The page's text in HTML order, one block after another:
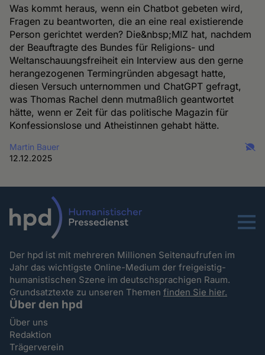
Was kommt heraus, wenn ein Chatbot gebeten wird,
Fragen zu beantworten, die an eine real existierende
Person gerichtet werden? Die&nbsp;MIZ hat, nachdem
der Beauftragte des Bundes für Religions- und
Weltanschauungsfreiheit ein Interview aus den gerne
herangezogenen Termingründen abgesagt hatte,
diesen Versuch unternommen und ChatGPT gefragt,
was Thomas Rachel denn mutmaßlich geantwortet
hätte, wenn er Zeit für das politische Magazin für
Konfessionslose und Atheistinnen gehabt hätte.
Martin Bauer
12.12.2025
Menu
Der hpd ist mit mehreren Millionen Seitenaufrufen im
Jahr das wichtigste Online-Medium der freigeistig-
humanistischen Szene im deutschsprachigen Raum.
Grundsatztexte zu unseren Themenfinden Sie hier.
Über den hpd
Über uns
Redaktion
Trägerverein